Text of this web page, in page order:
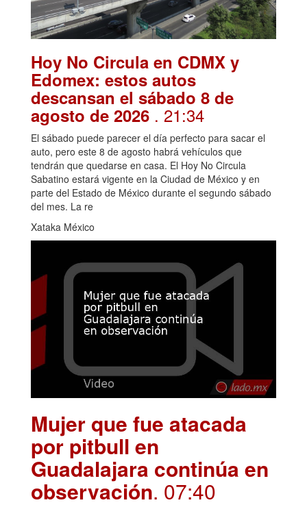
Hoy No Circula en CDMX y
Edomex: estos autos
descansan el sábado 8 de
agosto de 2026 . 21:34
El sábado puede parecer el día perfecto para sacar el
auto, pero este 8 de agosto habrá vehículos que
tendrán que quedarse en casa. El Hoy No Circula
Sabatino estará vigente en la Ciudad de México y en
parte del Estado de México durante el segundo sábado
del mes. La re
Xataka México
Mujer que fue atacada
por pitbull en
Guadalajara continúa en
observación. 07:40